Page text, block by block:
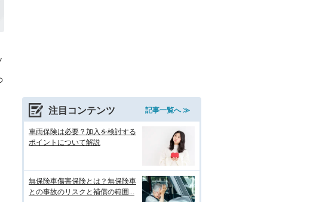
注目コンテンツ 記事一覧へ ≫
車両保険は必要？加入を検討する
ポイントについて解説
無保険車傷害保険とは？無保険車
との事故のリスクと補償の範囲...